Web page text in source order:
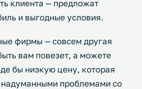
клиента — предложат
и выгодные условия.
фирмы — совсем другая
вам повезет, а можете
бы низкую цену, которая
надуманными проблемами со